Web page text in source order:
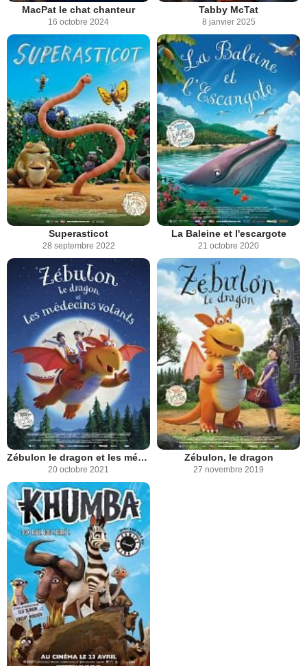
MacPat le chat chanteur
16 octobre 2024
Tabby McTat
8 janvier 2025
Superasticot
28 septembre 2022
La Baleine et l'escargote
21 octobre 2020
Zébulon le dragon et les médecins volants
20 octobre 2021
Zébulon, le dragon
27 novembre 2019